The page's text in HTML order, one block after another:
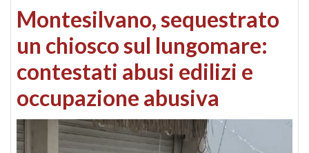
Montesilvano, sequestrato
un chiosco sul lungomare:
contestati abusi edilizi e
occupazione abusiva